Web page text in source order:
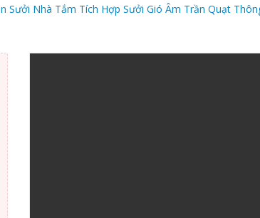
Sưởi Nhà Tắm Tích Hợp Sưởi Gió Âm Trần Quạt